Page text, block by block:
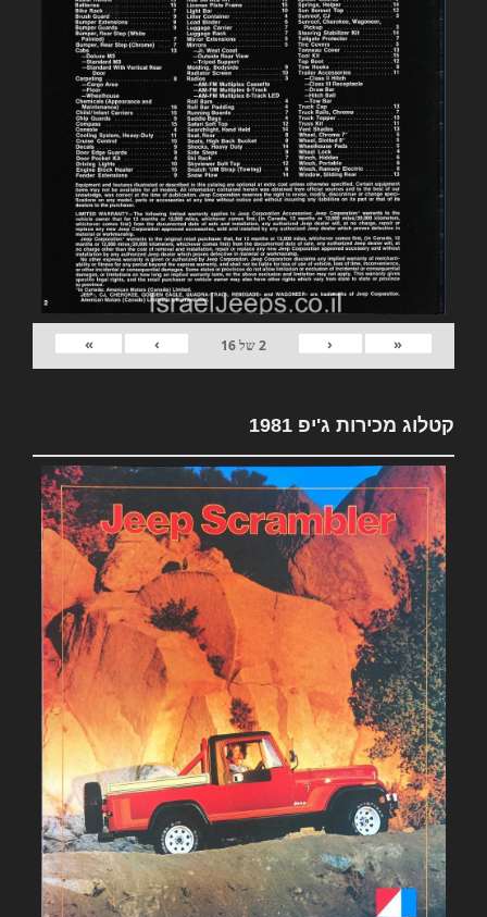
«
‹
2של16
›
»
קטלוג מכירות ג'יפ 1981